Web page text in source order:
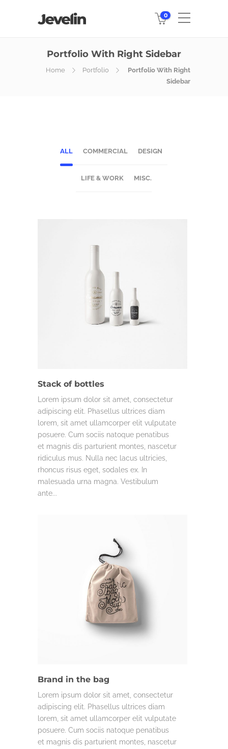
0
Portfolio With Right Sidebar
Home Portfolio
Portfolio With Right
Sidebar
ALL COMMERCIAL DESIGN
LIFE & WORK MISC.
Stack of bottles
Lorem ipsum dolor sit amet, consectetur
adipiscing elit. Phasellus ultrices diam
lorem, sit amet ullamcorper elit vulputate
posuere. Cum sociis natoque penatibus
et magnis dis parturient montes, nascetur
ridiculus mus. Nulla nec lacus ultricies,
rhoncus risus eget, sodales ex. In
malesuada urna magna. Vestibulum
ante...
Brand in the bag
Lorem ipsum dolor sit amet, consectetur
adipiscing elit. Phasellus ultrices diam
lorem, sit amet ullamcorper elit vulputate
posuere. Cum sociis natoque penatibus
et magnis dis parturient montes, nascetur